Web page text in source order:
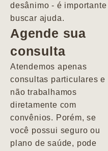
desânimo - é importante
buscar ajuda.
Agende sua
consulta
Atendemos apenas
consultas particulares e
não trabalhamos
diretamente com
convênios. Porém, se
você possui seguro ou
plano de saúde, pode